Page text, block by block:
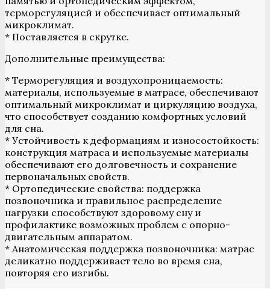
терморегуляцией и обеспечивает оптимальный
микроклимат.
* Поставляется в скрутке.
Дополнительные преимущества:
* Терморегуляция и воздухопроницаемость:
материалы, используемые в матрасе, обеспечивают
оптимальный микроклимат и циркуляцию воздуха,
что способствует созданию комфортных условий
для сна.
* Устойчивость к деформациям и износостойкость:
конструкция матраса и используемые материалы
обеспечивают его долговечность и сохранение
первоначальных свойств.
* Ортопедические свойства: поддержка
позвоночника и правильное распределение
нагрузки способствуют здоровому сну и
профилактике возможных проблем с опорно-
двигательным аппаратом.
* Анатомическая поддержка позвоночника: матрас
деликатно поддерживает тело во время сна,
повторяя его изгибы.